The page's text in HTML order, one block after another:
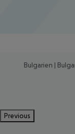
Bulgarien |
Previous